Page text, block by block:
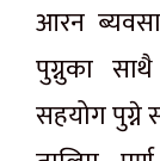
आरन
पुग्नुका
सहयोग पुग्ने